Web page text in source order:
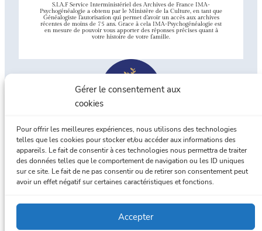
Gérer le consentement aux
cookies
Pour offrir les meilleures expériences, nous utilisons des technologies
telles que les cookies pour stocker et/ou accéder aux informations des
appareils. Le fait de consentir à ces technologies nous permettra de traiter
des données telles que le comportement de navigation ou les ID uniques
sur ce site. Le fait de ne pas consentir ou de retirer son consentement peut
avoir un effet négatif sur certaines caractéristiques et fonctions.
Accepter
S.I.A.F Service Interministériel des Archives de France IMA-
Psychogénéalogie a obtenu par le Ministère de la Culture, en tant que
Généalogiste l’autorisation qui permet d’avoir un accès aux archives
récentes de moins de 75 ans. Grace à cela IMA-Psychogénéalogie est
en mesure de pouvoir vous apporter des réponses précises quant à
votre histoire de votre famille.
Union Professionnelle de
Généalogistes familiaux